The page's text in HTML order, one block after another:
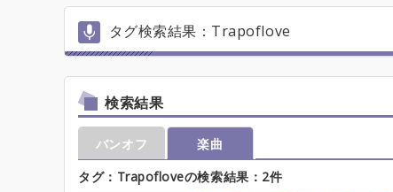
タグ検索結果：Trapoflove
検索結果
バンオフ
楽曲
タグ：Trapofloveの検索結果：2件